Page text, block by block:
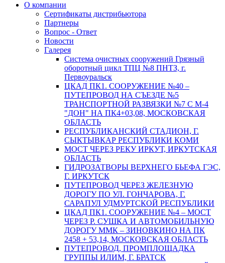
О компании
Сертификаты дистрибьютора
Партнеры
Вопрос - Ответ
Новости
Галерея
Система очистных сооружений Грязный
оборотный цикл ТПЦ №8 ПНТЗ, г.
Первоуральск
ЦКАД ПК1. СООРУЖЕНИЕ №40 –
ПУТЕПРОВОД НА СЪЕЗДЕ №5
ТРАНСПОРТНОЙ РАЗВЯЗКИ №7 С М-4
"ДОН" НА ПК4+03,08, МОСКОВСКАЯ
ОБЛАСТЬ
РЕСПУБЛИКАНСКИЙ СТАДИОН, Г.
СЫКТЫВКАР РЕСПУБЛИКИ КОМИ
МОСТ ЧЕРЕЗ РЕКУ ИРКУТ, ИРКУТСКАЯ
ОБЛАСТЬ
ГИДРОЗАТВОРЫ ВЕРХНЕГО БЬЕФА ГЭС,
Г. ИРКУТСК
ПУТЕПРОВОД ЧЕРЕЗ ЖЕЛЕЗНУЮ
ДОРОГУ ПО УЛ. ГОНЧАРОВА, Г.
САРАПУЛ УДМУРТСКОЙ РЕСПУБЛИКИ
ЦКАД ПК1. СООРУЖЕНИЕ №4 – МОСТ
ЧЕРЕЗ Р. СУШКА И АВТОМОБИЛЬНУЮ
ДОРОГУ ММК – ЗИНОВКИНО НА ПК
2458 + 53,14, МОСКОВСКАЯ ОБЛАСТЬ
ПУТЕПРОВОД, ПРОМПЛОЩАДКА
ГРУППЫ ИЛИМ, Г. БРАТСК